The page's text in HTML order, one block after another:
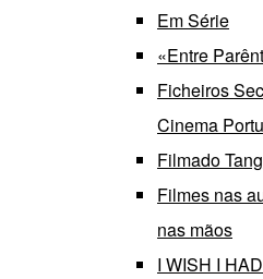
Em Série
«Entre
Ficheiros
Cinema
Filmado
Filmes nas
nas mãos
I WISH I